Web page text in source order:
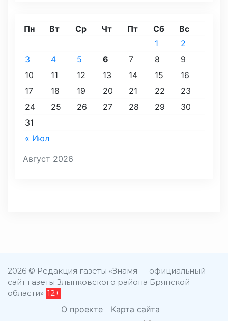
Август 2026
Пн Вт Ср Чт Пт Сб Вс
« Июл
1
2
3
4 5 6 7 8
9
10
11 12 13 14 15
16
17
18 19 20 21 22
23
24
25 26 27 28 29
30
31
2026 © Редакция газеты «Знамя — официальный
сайт газеты Злынковского района Брянской
области» 12+
О проекте Карта сайта